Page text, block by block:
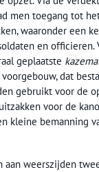
men toegang tot
waaronder een
en officieren.
geplaatste
dat
gebruikt voor de
voor de
kleine bemanning
aan weerszijden